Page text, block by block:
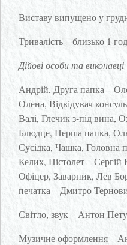
Виставу випущено у
Тривалість – близько 1
Дійові особи та виконавці
Андрій, Друга папка –
Олена, Відвідувач
Валі, Глечик з-під вина,
Блюдце, Перша папка,
Сусідка, Чашка, Головна
Келих, Пістолет – Сергій
Офіцер, Заварник, Лев
печатка – Дмитро
Світло, звук – Антон
Музичне оформлення –